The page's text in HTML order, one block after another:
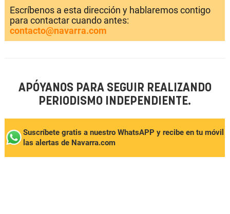
Escríbenos a esta dirección y hablaremos contigo
para contactar cuando antes:
contacto@navarra.com
APÓYANOS PARA SEGUIR REALIZANDO
PERIODISMO INDEPENDIENTE.
Suscríbete gratis a nuestro WhatsAPP y recibe en tu móvil
las alertas de Navarra.com